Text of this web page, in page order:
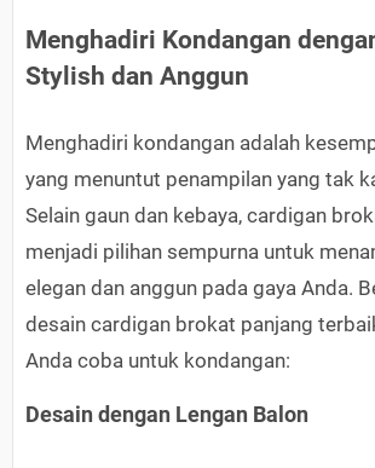
Menghadiri Kondangan
Stylish dan Anggun
Menghadiri kondangan adalah
yang menuntut penampilan yang tak
Selain gaun dan kebaya, cardigan
menjadi pilihan sempurna untuk
elegan dan anggun pada gaya Anda.
desain cardigan brokat panjang
Anda coba untuk kondangan:
Desain dengan Lengan Balon